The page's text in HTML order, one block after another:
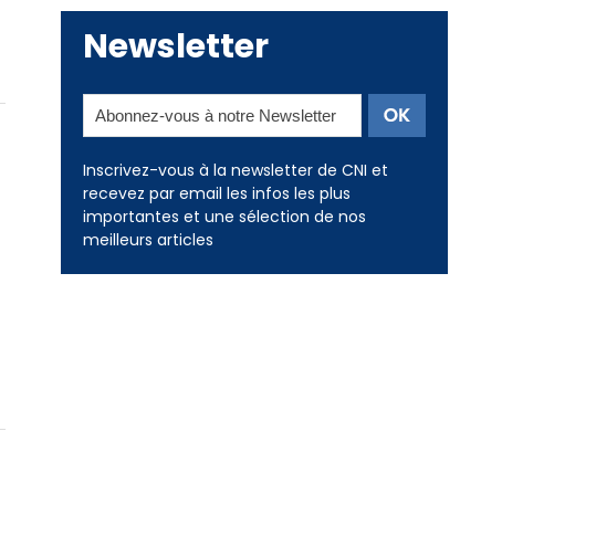
Newsletter
Inscrivez-vous à la newsletter de CNI et
recevez par email les infos les plus